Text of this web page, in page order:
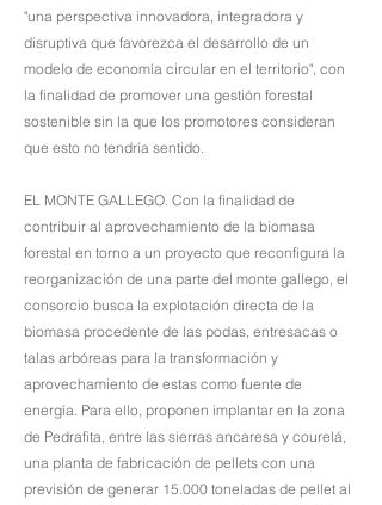
"una perspectiva innovadora, integradora y
disruptiva que favorezca el desarrollo de un
modelo de economía circular en el territorio", con
la finalidad de promover una gestión forestal
sostenible sin la que los promotores consideran
que esto no tendría sentido.
EL MONTE GALLEGO. Con la finalidad de
contribuir al aprovechamiento de la biomasa
forestal en torno a un proyecto que reconfigura la
reorganización de una parte del monte gallego, el
consorcio busca la explotación directa de la
biomasa procedente de las podas, entresacas o
talas arbóreas para la transformación y
aprovechamiento de estas como fuente de
energía. Para ello, proponen implantar en la zona
de Pedrafita, entre las sierras ancaresa y courelá,
una planta de fabricación de pellets con una
previsión de generar 15.000 toneladas de pellet al